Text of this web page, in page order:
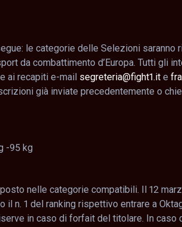
le categorie delle Selezioni saranno
da combattimento d’Europa. Tutti gli
ai recapiti e-mail segreteria@fight1.it e
già inviate precedentemente o
-95 kg
nelle categorie compatibili. Il 12
n. 1 del ranking rispettivo entrare a
in caso di forfait del titolare. In caso